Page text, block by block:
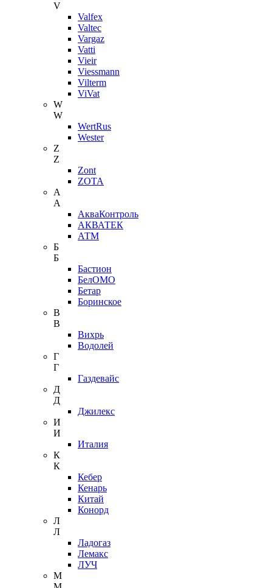
V
Valfex
Valtec
Vargaz
Vatti
Vieir
Viessmann
Vilterm
ViVat
W
W
WertRus
Wester
Z
Z
Zont
ZOTA
А
А
АкваКонтроль
АКВАТЕК
АТМ
Б
Б
Бастион
БелОМО
Бетар
Боринское
В
В
Вихрь
Водолей
Г
Г
Газдевайс
Д
Д
Джилекс
И
И
Италия
К
К
Кебер
Кенарь
Китай
Конорд
Л
Л
Ладогаз
Лемакс
ЛУЧ
М